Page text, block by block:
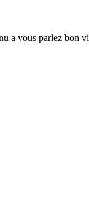
a vous parlez bon